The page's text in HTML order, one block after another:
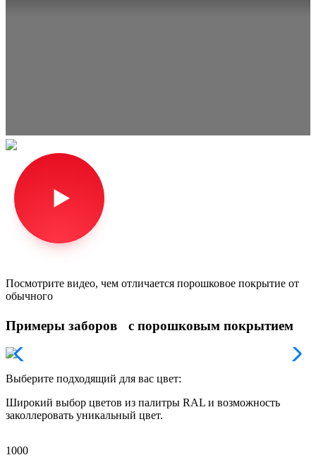
Посмотрите видео, чем отличается порошковое покрытие от
обычного
Примеры заборов с порошковым покрытием
Выберите подходящий для вас цвет:
Широкий выбор цветов из палитры RAL и возможность
заколлеровать уникальный цвет.
1000